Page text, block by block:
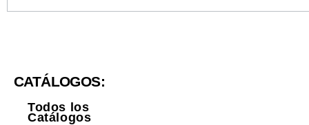
CATÁLOGOS:
Todos los
Catálogos